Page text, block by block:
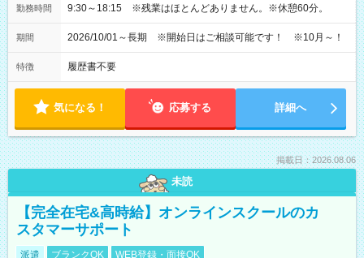
勤務時間 9:30～18:15 ※残業はほとんどありません。※休憩60分。
期間 2026/10/01～長期 ※開始日はご相談可能です！ ※10月～！
特徴 履歴書不要
気になる！ 応募する 詳細へ
掲載日：2026.08.06
未読
【完全在宅&高時給】オンラインスクールのカ
スタマーサポート
派遣 ブランクOK WEB登録・面接OK